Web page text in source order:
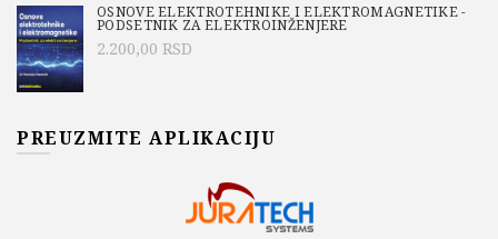
OSNOVE ELEKTROTEHNIKE I ELEKTROMAGNETIKE -
PODSETNIK ZA ELEKTROINŽENJERE
2.200,00 RSD
PREUZMITE APLIKACIJU